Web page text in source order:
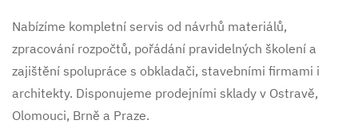
Nabízíme kompletní servis od návrhů materiálů,
zpracování rozpočtů, pořádání pravidelných školení a
zajištění spolupráce s obkladači, stavebními firmami i
architekty. Disponujeme prodejními sklady v Ostravě,
Olomouci, Brně a Praze.